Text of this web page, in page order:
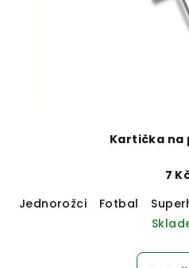
Kartička na
7
Jednorožci
Fotbal